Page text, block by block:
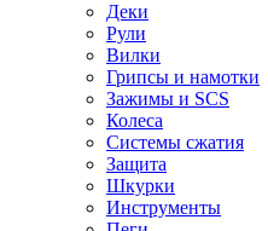
Деки
Рули
Вилки
Грипсы и намотки
Зажимы и SCS
Колеса
Системы сжатия
Защита
Шкурки
Инструменты